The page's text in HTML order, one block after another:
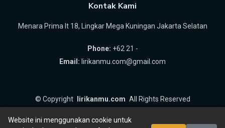
Kontak Kami
Menara Prima lt 18, Lingkar Mega Kuningan Jakarta Selatan
Phone: +62 21 -
Email: lirikanmu.com@gmail.com
© Copyright lirikanmu.com All Rights Reserved
Website ini menggunakan cookie untuk